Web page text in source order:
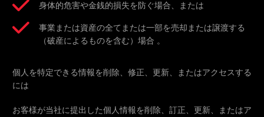
身体的危害や金銭的損失を防ぐ場合、または
事業または資産の全てまたは一部を売却または譲渡する
（破産によるものを含む）場合 。
個人を特定できる情報を削除、修正、更新、またはアクセスする
には
お客様が当社に提出した個人情報を削除、訂正、更新、またはア